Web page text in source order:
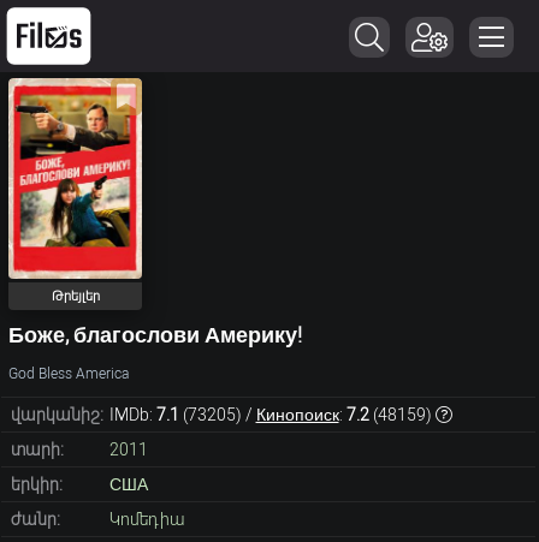
Թրեյլեր
Боже, благослови Америку!
God Bless America
վարկանիշ: IMDb: 7.1 (73205) / Кинопоиск: 7.2(48159)
տարի:
2011
երկիր:
США
ժանր:
Կոմեդիա